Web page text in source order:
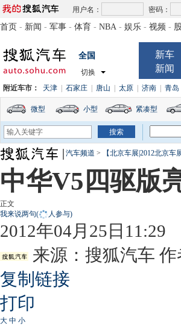
用户名： 密码：
首页 - 新闻 - 军事 - 体育 - NBA - 娱乐 - 视频 -
全国
切换
新车
新闻
附近车市： 天津 石家庄 唐山 太原 济南 青岛
微型 小型 紧凑型
汽车频道 > 【北京车展|2012北京车
中华V5四驱版
正文
我来说两句( 人参与)
2012年04月25日11:29
来源： 搜狐汽车 作
复制链接
打印
大 中 小